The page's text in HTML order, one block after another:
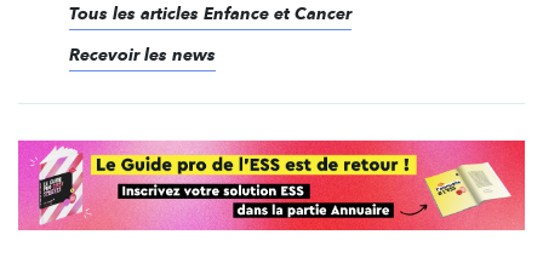
Tous les articles Enfance et Cancer
Recevoir les news